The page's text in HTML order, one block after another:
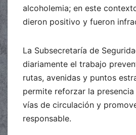
alcoholemia; en este
dieron positivo y fueron
La Subsecretaría de
diariamente el trabajo
rutas, avenidas y puntos
permite reforzar la
vías de circulación y
responsable.